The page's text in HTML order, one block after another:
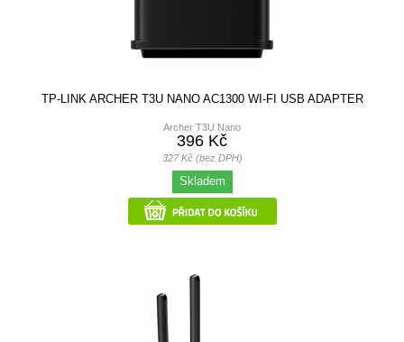
TP-LINK ARCHER T3U NANO AC1300 WI-FI USB ADAPTER
Archer T3U Nano
396 Kč
327 Kč (bez DPH)
Skladem